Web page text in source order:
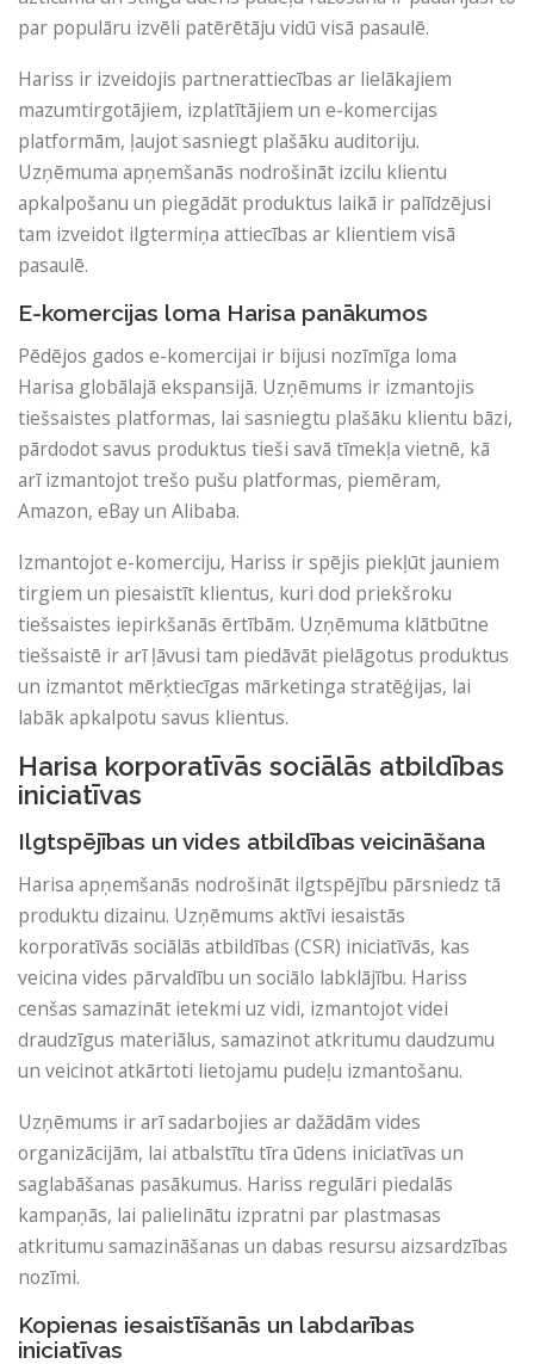
par populāru izvēli patērētāju vidū visā pasaulē.
Hariss ir izveidojis partnerattiecības ar lielākajiem
mazumtirgotājiem, izplatītājiem un e-komercijas
platformām, ļaujot sasniegt plašāku auditoriju.
Uzņēmuma apņemšanās nodrošināt izcilu klientu
apkalpošanu un piegādāt produktus laikā ir palīdzējusi
tam izveidot ilgtermiņa attiecības ar klientiem visā
pasaulē.
E-komercijas loma Harisa panākumos
Pēdējos gados e-komercijai ir bijusi nozīmīga loma
Harisa globālajā ekspansijā. Uzņēmums ir izmantojis
tiešsaistes platformas, lai sasniegtu plašāku klientu bāzi,
pārdodot savus produktus tieši savā tīmekļa vietnē, kā
arī izmantojot trešo pušu platformas, piemēram,
Amazon, eBay un Alibaba.
Izmantojot e-komerciju, Hariss ir spējis piekļūt jauniem
tirgiem un piesaistīt klientus, kuri dod priekšroku
tiešsaistes iepirkšanās ērtībām. Uzņēmuma klātbūtne
tiešsaistē ir arī ļāvusi tam piedāvāt pielāgotus produktus
un izmantot mērķtiecīgas mārketinga stratēģijas, lai
labāk apkalpotu savus klientus.
Harisa korporatīvās sociālās atbildības
iniciatīvas
Ilgtspējības un vides atbildības veicināšana
Harisa apņemšanās nodrošināt ilgtspējību pārsniedz tā
produktu dizainu. Uzņēmums aktīvi iesaistās
korporatīvās sociālās atbildības (CSR) iniciatīvās, kas
veicina vides pārvaldību un sociālo labklājību. Hariss
cenšas samazināt ietekmi uz vidi, izmantojot videi
draudzīgus materiālus, samazinot atkritumu daudzumu
un veicinot atkārtoti lietojamu pudeļu izmantošanu.
Uzņēmums ir arī sadarbojies ar dažādām vides
organizācijām, lai atbalstītu tīra ūdens iniciatīvas un
saglabāšanas pasākumus. Hariss regulāri piedalās
kampaņās, lai palielinātu izpratni par plastmasas
atkritumu samazināšanas un dabas resursu aizsardzības
nozīmi.
Kopienas iesaistīšanās un labdarības
iniciatīvas